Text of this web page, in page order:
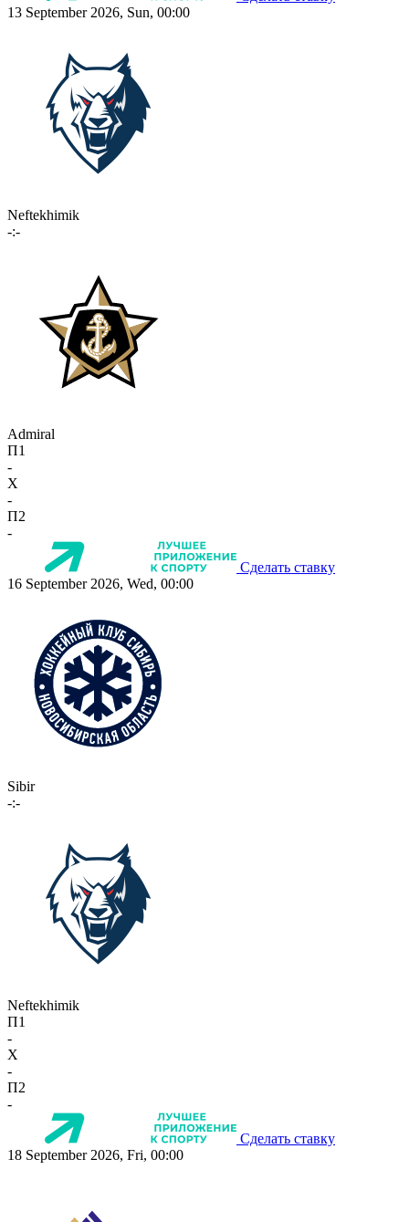
13 September 2026, Sun, 00:00
Neftekhimik
-:-
Admiral
П1
-
X
-
П2
-
Сделать ставку
16 September 2026, Wed, 00:00
Sibir
-:-
Neftekhimik
П1
-
X
-
П2
-
Сделать ставку
18 September 2026, Fri, 00:00